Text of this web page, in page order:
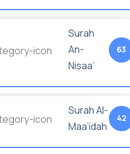
Surah
An-
Nisaa’
63
Surah Al-
Maa’idah
42